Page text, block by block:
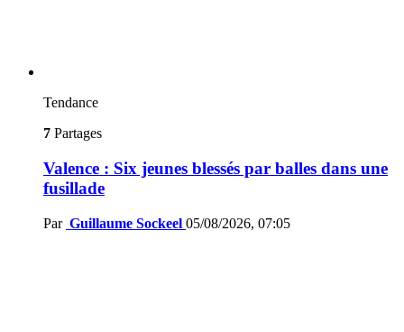
Tendance
7 Partages
Valence : Six jeunes blessés par balles dans une
fusillade
Par Guillaume Sockeel 05/08/2026, 07:05